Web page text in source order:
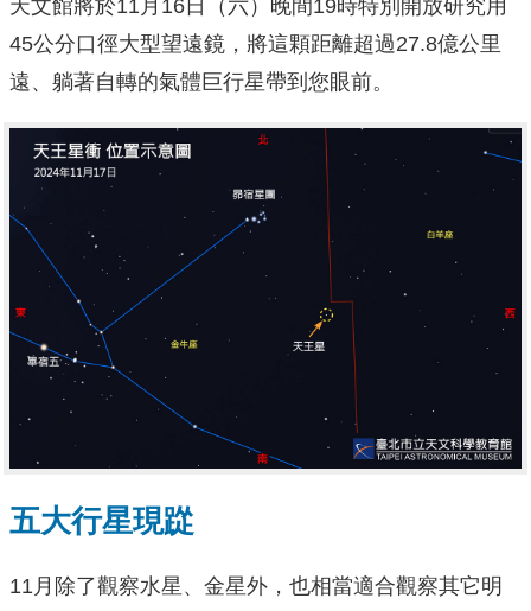
天文館將於11月16日（六）晚間19時特別開放研究用
45公分口徑大型望遠鏡，將這顆距離超過27.8億公里
遠、躺著自轉的氣體巨行星帶到您眼前。
五大行星現踨
11月除了觀察水星、金星外，也相當適合觀察其它明